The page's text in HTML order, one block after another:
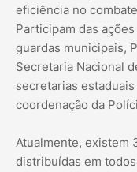
eficiência no
Participam das
guardas municipais,
Secretaria Nacional
secretarias
coordenação da
Atualmente, existem
distribuídas em